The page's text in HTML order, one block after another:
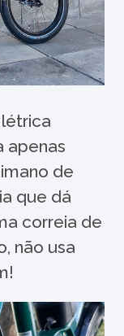
apenas
de
que dá
correia de
não usa